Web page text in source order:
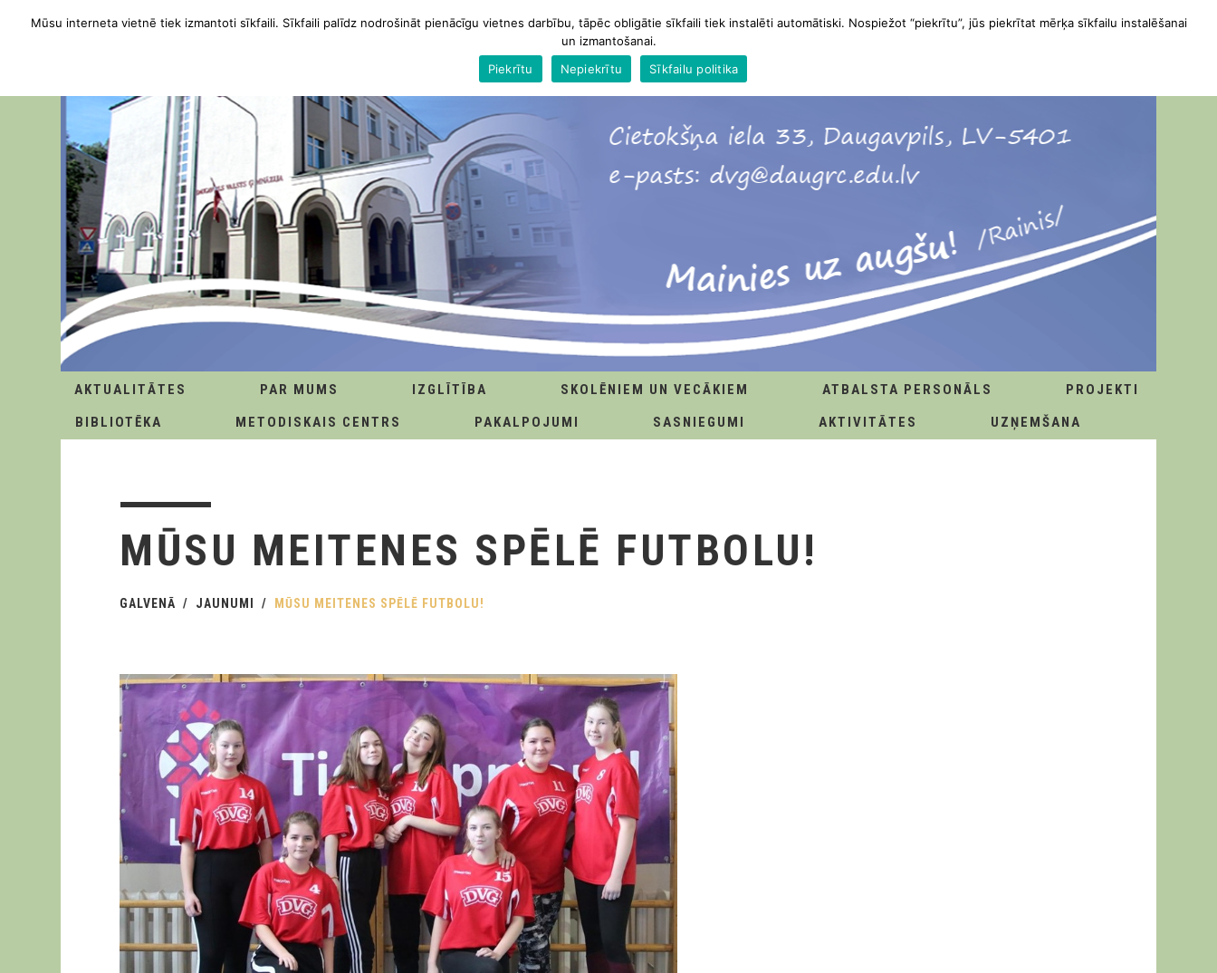
AKTUALITĀTES PAR MUMS IZGLĪTĪBA SKOLĒNIEM UN VECĀKIEM ATBALSTA PERSONĀLS
PROJEKTI
BIBLIOTĒKA
METODISKAIS CENTRS PAKALPOJUMI SASNIEGUMI AKTIVITĀTES UZŅEMŠANA
MŪSU MEITENES SPĒLĒ FUTBOLU!
GALVENĀ JAUNUMI MŪSU MEITENES SPĒLĒ FUTBOLU!
Mūsu interneta vietnē tiek izmantoti sīkfaili. Sīkfaili palīdz nodrošināt pienācīgu vietnes darbību, tāpēc obligātie sīkfaili tiek instalēti automātiski. Nospiežot “piekrītu”, jūs piekrītat mērķa sīkfailu instalēšanai
un izmantošanai.
Piekrītu
Nepiekrītu Sīkfailu politika